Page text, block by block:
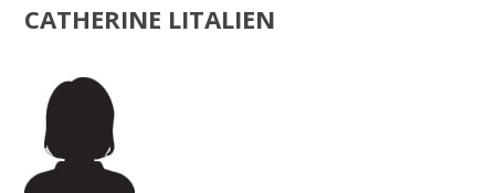
CATHERINE LITALIEN